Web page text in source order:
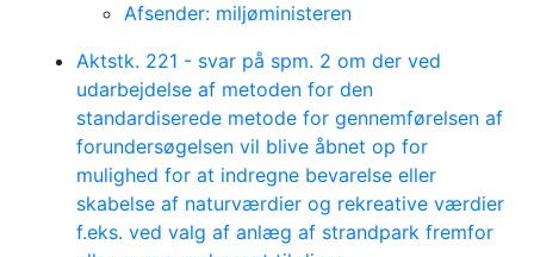
Afsender: miljøministeren
Aktstk. 221 - svar på spm. 2 om der ved
udarbejdelse af metoden for den
standardiserede metode for gennemførelsen af
forundersøgelsen vil blive åbnet op for
mulighed for at indregne bevarelse eller
skabelse af naturværdier og rekreative værdier
f.eks. ved valg af anlæg af strandpark fremfor